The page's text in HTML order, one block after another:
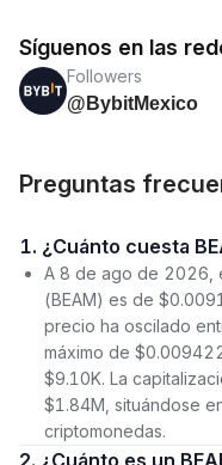
Síguenos en las
Followers
@BybitMexico
Preguntas
1. ¿Cuánto cuesta
A 8 de ago de 2026,
(BEAM) es de
precio ha oscilado
máximo de
$9.10K. La
$1.84M, situándose
criptomonedas.
2. ¿Cuánto es un